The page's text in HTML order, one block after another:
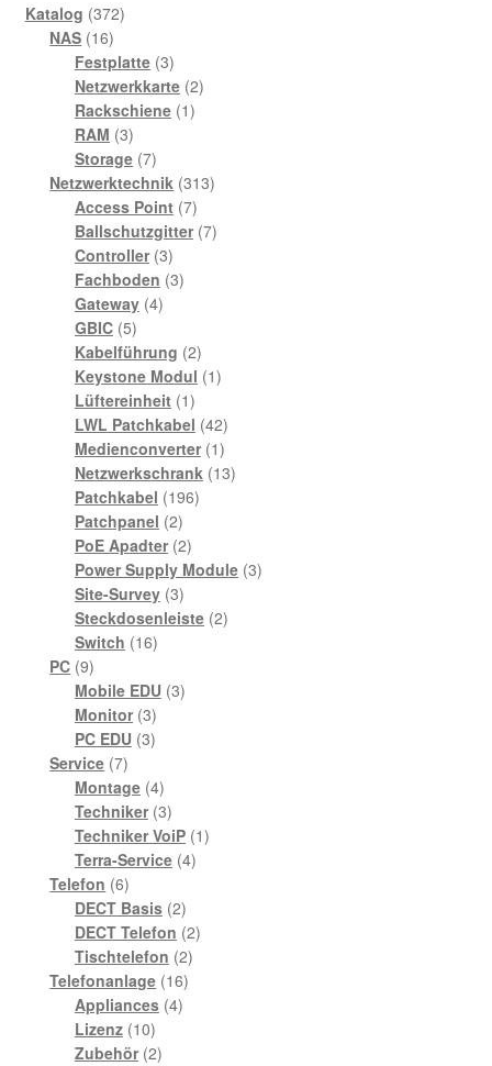
Katalog 372372
NAS 1616
Produkte
Festplatte 33
Produkte
Netzwerkkarte 22
Rackschiene 11
RAM 33
Produkte
Storage 77
Produkte
Netzwerktechnik 313313
Access Point 77
Produkte
Ballschutzgitter 77
Controller 33
Produkte
Fachboden 33
Gateway 44
GBIC 55
Produkte
Kabelführung 22
Produkte
Keystone Modul 11
Lüftereinheit 11
Produkt
LWL Patchkabel 4242
Produkte
Medienconverter 11
Produkt
Netzwerkschrank 1313
Patchkabel 196196
Patchpanel 22
Produkte
PoE Apadter 22
Produkte
Power Supply Module 33
Site-Survey 33
Produkte
Steckdosenleiste 22
Switch 1616
PC 99
Produkte
Mobile EDU 33
Monitor 33
Produkte
PC EDU 33
Service 77
Produkte
Montage 44
Produkte
Techniker 33
Produkte
Techniker VoiP 11
Terra-Service 44
Telefon 66
Produkte
DECT Basis 22
Produkte
DECT Telefon 22
Tischtelefon 22
Produkte
Telefonanlage 1616
Appliances 44
Lizenz 1010
Produkte
Zubehör 22